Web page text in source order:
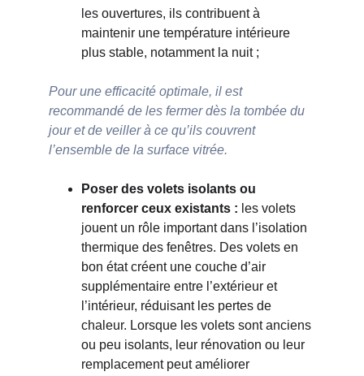
les ouvertures, ils contribuent à
maintenir une température intérieure
plus stable, notamment la nuit ;
Pour une efficacité optimale, il est
recommandé de les fermer dès la tombée du
jour et de veiller à ce qu’ils couvrent
l’ensemble de la surface vitrée.
Poser des volets isolants ou
renforcer ceux existants : les volets
jouent un rôle important dans l’isolation
thermique des fenêtres. Des volets en
bon état créent une couche d’air
supplémentaire entre l’extérieur et
l’intérieur, réduisant les pertes de
chaleur. Lorsque les volets sont anciens
ou peu isolants, leur rénovation ou leur
remplacement peut améliorer